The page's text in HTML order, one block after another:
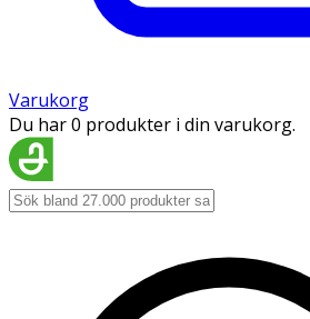
Varukorg
Du har 0 produkter i din varukorg.